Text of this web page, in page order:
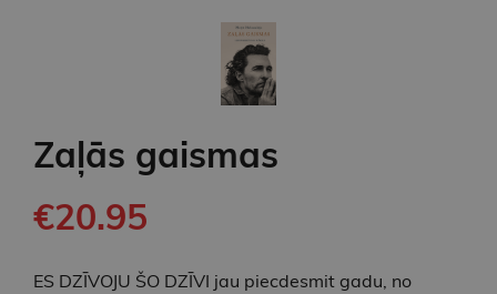
Zaļās gaismas
€20.95
ES DZĪVOJU ŠO DZĪVI jau piecdesmit gadu, no